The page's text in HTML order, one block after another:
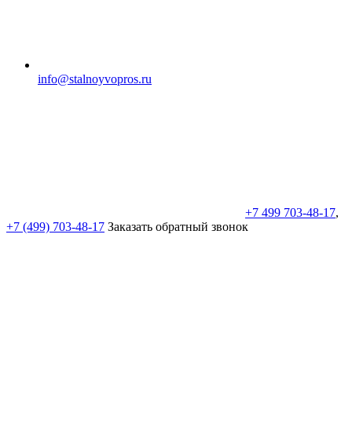
info@stalnoyvopros.ru
+7 499 703-48-17,
+7 (499) 703-48-17 Заказать обратный звонок